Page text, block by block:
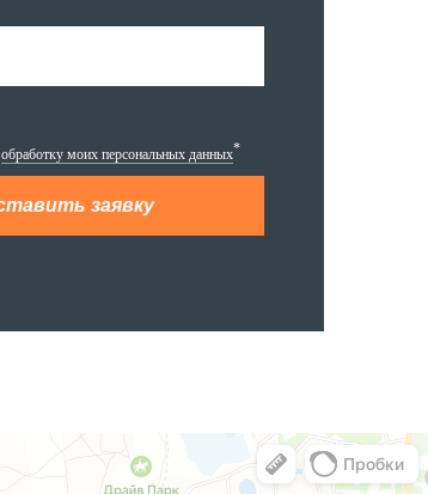
обработку моих персональных данных*